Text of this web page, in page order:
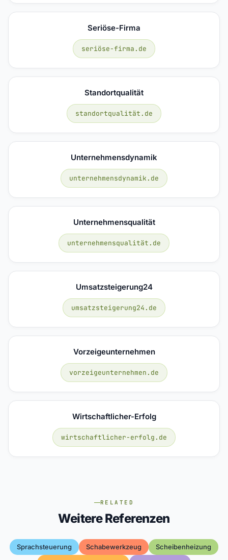
Seriöse-Firma
seriöse-firma.de
Standortqualität
standortqualität.de
Unternehmensdynamik
unternehmensdynamik.de
Unternehmensqualität
unternehmensqualität.de
Umsatzsteigerung24
umsatzsteigerung24.de
Vorzeigeunternehmen
vorzeigeunternehmen.de
Wirtschaftlicher-Erfolg
wirtschaftlicher-erfolg.de
RELATED
Weitere Referenzen
Sprachsteuerung Schabewerkzeug
Scheibenheizung